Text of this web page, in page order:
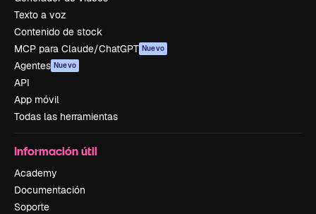
Texto a voz
Contenido de stock
MCP para Claude/ChatGPT Nuevo
Agentes Nuevo
API
App móvil
Todas las herramientas
Información útil
Academy
Documentación
Soporte